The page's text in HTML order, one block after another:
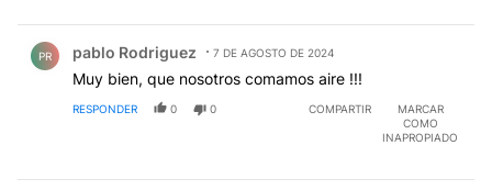
PR pablo Rodriguez 7 DE AGOSTO DE 2024
Muy bien, que nosotros comamos aire !!!
RESPONDER 0 0 COMPARTIR
MARCAR
COMO
INAPROPIADO